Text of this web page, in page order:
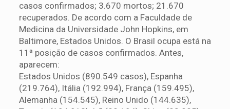
casos confirmados; 3.670 mortos; 21.670
recuperados. De acordo com a Faculdade de
Medicina da Universidade John Hopkins, em
Baltimore, Estados Unidos. O Brasil ocupa está na
11ª posição de casos confirmados. Antes,
aparecem:
Estados Unidos (890.549 casos), Espanha
(219.764), Itália (192.994), França (159.495),
Alemanha (154.545), Reino Unido (144.635),